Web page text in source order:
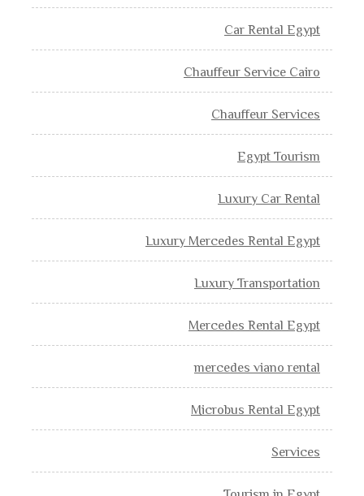
Car Rental Egypt
Chauffeur Service Cairo
Chauffeur Services
Egypt Tourism
Luxury Car Rental
Luxury Mercedes Rental Egypt
Luxury Transportation
Mercedes Rental Egypt
mercedes viano rental
Microbus Rental Egypt
Services